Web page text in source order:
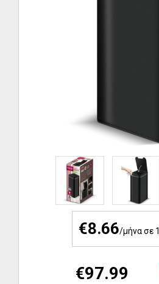
€8.66/μήνα σε
€97.99